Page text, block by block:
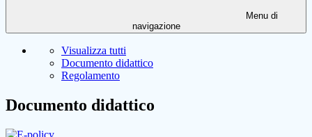
Menu di
navigazione
Visualizza tutti
Documento didattico
Regolamento
Documento didattico